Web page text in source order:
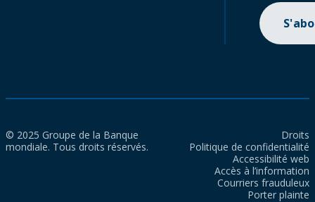
© 2025 Groupe de la Banque
mondiale. Tous droits réservés.
Droits
Politique de confidentialité
Accessibilité web
Accès à l’information
Courriers frauduleux
Porter plainte